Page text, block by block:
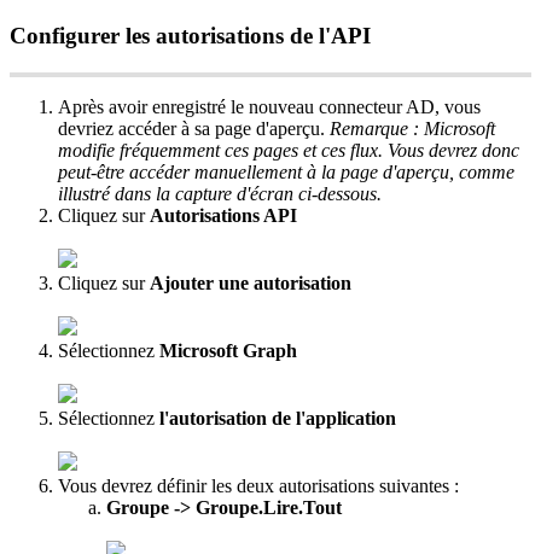
Configurer les autorisations de l'API
Après avoir enregistré le nouveau connecteur AD, vous
devriez accéder à sa page d'aperçu. Remarque : Microsoft
modifie fréquemment ces pages et ces flux. Vous devrez donc
peut-être accéder manuellement à la page d'aperçu comme
illustré dans la capture d'écran ci-dessous.
Cliquez sur Autorisations API
Cliquez sur Ajouter une autorisation
Sélectionnez Microsoft Graph
Sélectionnez l'autorisation de l'application
Vous devrez définir les deux autorisations suivantes :
Groupe -> Groupe.Lire.Tout